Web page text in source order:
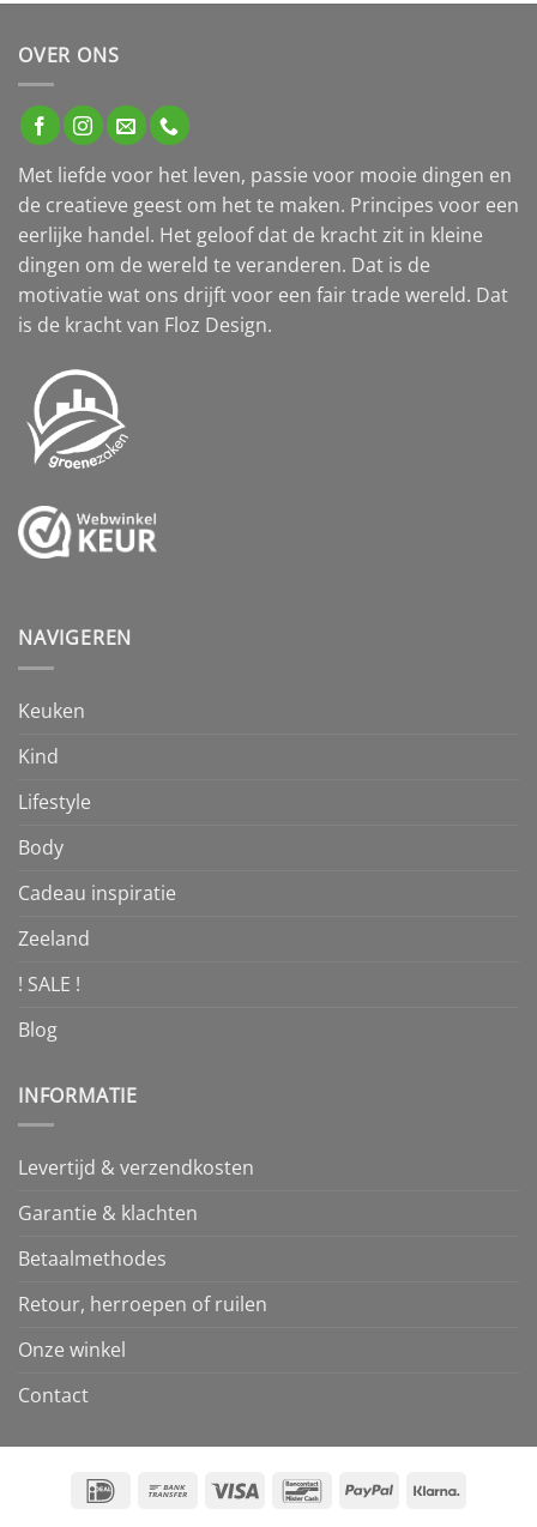
OVER ONS
Met liefde voor het leven, passie voor mooie dingen en
de creatieve geest om het te maken. Principes voor een
eerlijke handel. Het geloof dat de kracht zit in kleine
dingen om de wereld te veranderen. Dat is de
motivatie wat ons drijft voor een fair trade wereld. Dat
is de kracht van Floz Design.
NAVIGEREN
Keuken
Kind
Lifestyle
Body
Cadeau inspiratie
Zeeland
! SALE !
Blog
INFORMATIE
Levertijd & verzendkosten
Garantie & klachten
Betaalmethodes
Retour, herroepen of ruilen
Onze winkel
Contact
IDeal
Bank
Visa BancontactPayPal Klarna